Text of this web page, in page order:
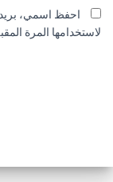
احفظ اسمي،
لاستخدامها المرة